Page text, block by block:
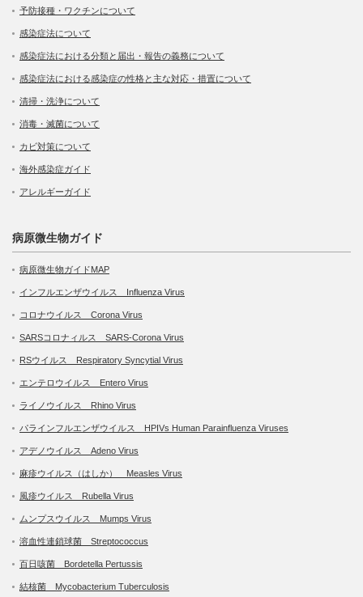
予防接種・ワクチンについて
感染症法について
感染症法における分類と届出・報告の義務について
感染症法における感染症の性格と主な対応・措置について
清掃・洗浄について
消毒・滅菌について
カビ対策について
海外感染症ガイド
アレルギーガイド
病原微生物ガイド
病原微生物ガイドMAP
インフルエンザウイルス Influenza Virus
コロナウイルス Corona Virus
SARSコロナィルス SARS-Corona Virus
RSウイルス Respiratory Syncytial Virus
エンテロウイルス Entero Virus
ライノウイルス Rhino Virus
パラインフルエンザウイルス HPIVs Human Parainfluenza Viruses
アデノウイルス Adeno Virus
麻疹ウイルス（はしか） Measles Virus
風疹ウイルス Rubella Virus
ムンプスウイルス Mumps Virus
溶血性連鎖球菌 Streptococcus
百日咳菌 Bordetella Pertussis
結核菌 Mycobacterium Tuberculosis